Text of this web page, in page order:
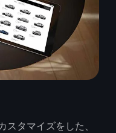
タマイズをした、